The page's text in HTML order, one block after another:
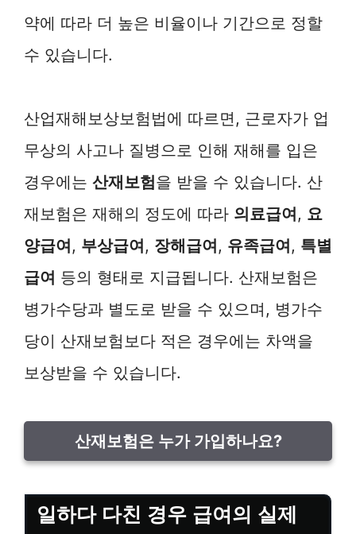
약에 따라 더 높은 비율이나 기간으로 정할
수 있습니다.
산업재해보상보험법에 따르면, 근로자가 업
무상의 사고나 질병으로 인해 재해를 입은
경우에는 산재보험을 받을 수 있습니다. 산
재보험은 재해의 정도에 따라 의료급여, 요
양급여, 부상급여, 장해급여, 유족급여, 특별
급여 등의 형태로 지급됩니다. 산재보험은
병가수당과 별도로 받을 수 있으며, 병가수
당이 산재보험보다 적은 경우에는 차액을
보상받을 수 있습니다.
산재보험은 누가 가입하나요?
일하다 다친 경우 급여의 실제